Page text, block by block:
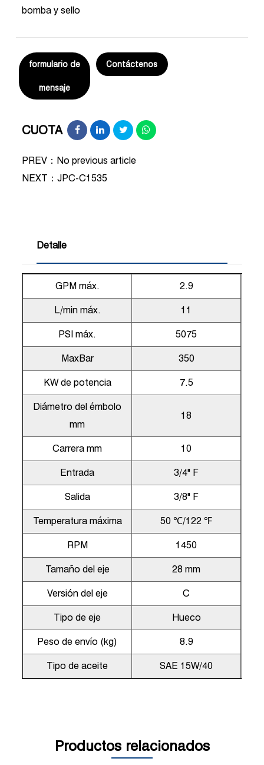
bomba y sello
formulario de
mensaje
Contáctenos
CUOTA
PREV：No previous article
NEXT：JPC-C1535
Detalle
GPM máx. 2.9
L/min máx. 11
PSI máx. 5075
MaxBar 350
KW de potencia 7.5
Diámetro del émbolo
mm
18
Carrera mm 10
Entrada 3/4" F
Salida 3/8" F
Temperatura máxima 50 ℃/122 ℉
RPM 1450
Tamaño del eje 28 mm
Versión del eje C
Tipo de eje Hueco
Peso de envío (kg) 8.9
Tipo de aceite SAE 15W/40
Productos relacionados